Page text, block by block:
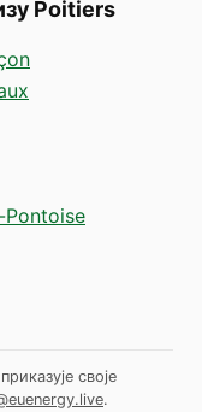
Poitiers
Pontoise
своје
.